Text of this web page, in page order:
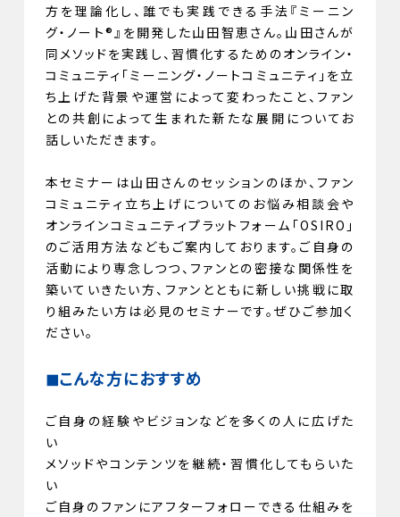
方を理論化し、誰でも実践できる手法『ミーニン
グ・ノート®』を開発した山田智恵さん。山田さんが
同メソッドを実践し、習慣化するためのオンライン・
コミュニティ「ミーニング・ノートコミュニティ」を立
ち上げた背景や運営によって変わったこと、ファン
との共創によって生まれた新たな展開についてお
話しいただきます。
本セミナーは山田さんのセッションのほか、ファン
コミュニティ立ち上げについてのお悩み相談会や
オンラインコミュニティプラットフォーム「OSIRO」
のご活用方法などもご案内しております。ご自身の
活動により専念しつつ、ファンとの密接な関係性を
築いていきたい方、ファンとともに新しい挑戦に取
り組みたい方は必見のセミナーです。ぜひご参加く
ださい。
◼︎こんな方におすすめ
ご自身の経験やビジョンなどを多くの人に広げた
い
メソッドやコンテンツを継続・習慣化してもらいた
い
ご自身のファンにアフターフォローできる仕組みを